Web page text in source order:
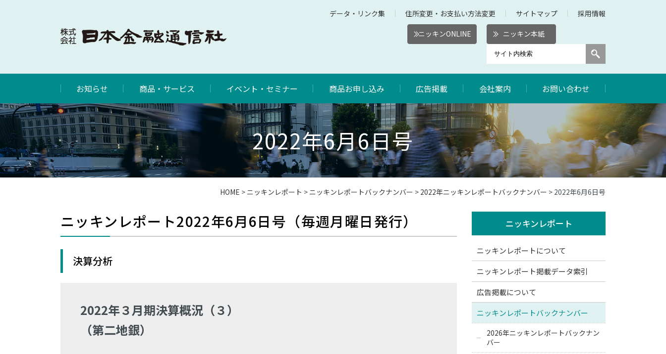
データ・リンク集 住所変更・お支払い方法変更 サイトマップ 採用情報
ニッキンONLINE ニッキン本紙
お知らせ 商品・サービス イベント・セミナー 商品お申し込み 広告掲載 会社案内 お問い合わせ
2022年6月6日号
HOME > ニッキンレポート > ニッキンレポートバックナンバー > 2022年ニッキンレポートバックナンバー > 2022年6月6日号
ニッキンレポート2022年6月6日号（毎週月曜日発行）
決算分析
2022年３月期決算概況（３）
（第二地銀）
ニッキンレポート
ニッキンレポートについて
ニッキンレポート掲載データ索引
広告掲載について
ニッキンレポートバックナンバー
2026年ニッキンレポートバックナン
バー